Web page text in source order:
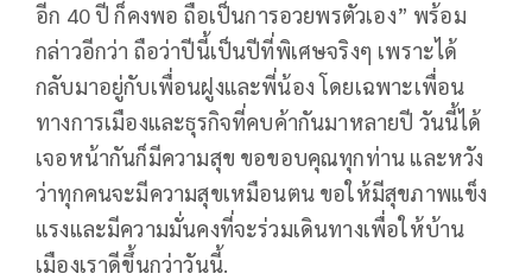
อีก 40 ปี ก็คงพอ ถือเป็นการอวยพรตัวเอง” พร้อม
กล่าวอีกว่า ถือว่าปีนี้เป็นปีที่พิเศษจริงๆ เพราะได้
กลับมาอยู่กับเพื่อนฝูงและพี่น้อง โดยเฉพาะเพื่อน
ทางการเมืองและธุรกิจที่คบค้ากันมาหลายปี วันนี้ได้
เจอหน้ากันก็มีความสุข ขอขอบคุณทุกท่าน และหวัง
ว่าทุกคนจะมีความสุขเหมือนตน ขอให้มีสุขภาพแข็ง
แรงและมีความมั่นคงที่จะร่วมเดินทางเพื่อให้บ้าน
เมืองเราดีขึ้นกว่าวันนี้.